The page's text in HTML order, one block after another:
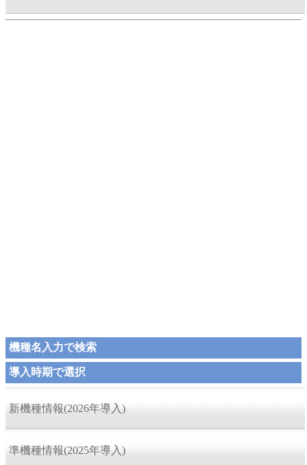
機種名入力で検索
導入時期で選択
新機種情報(2026年導入)
準機種情報(2025年導入)